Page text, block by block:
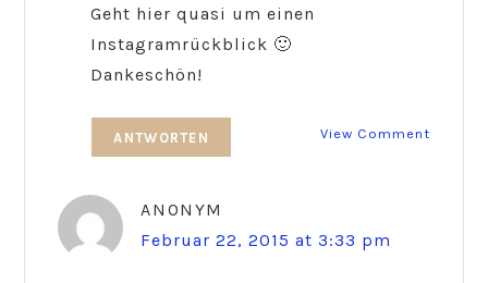
Geht hier quasi um einen
Instagramrückblick 🙂
Dankeschön!
View Comment
ANTWORTEN
ANONYM
Februar 22, 2015 at 3:33 pm